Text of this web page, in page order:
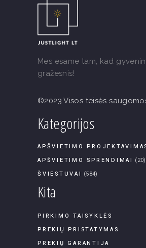
Mes esame tam, kad
gražesnis!
©2023 Visos teisės
Kategorijos
APŠVIETIMO
APŠVIETIMO SPRENDIMAI (20)
ŠVIESTUVAI (584)
Kita
PIRKIMO TAISYKLĖS
PREKIŲ PRISTATYMAS
PREKIŲ GARANTIJA